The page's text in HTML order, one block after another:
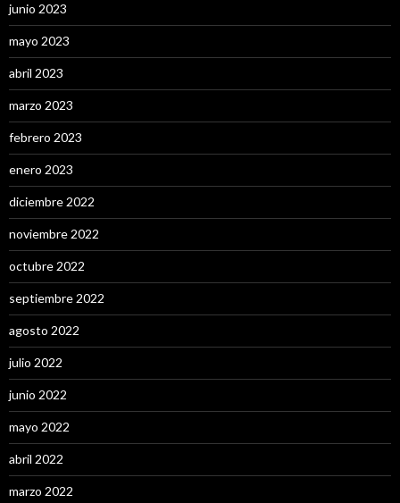
junio 2023
mayo 2023
abril 2023
marzo 2023
febrero 2023
enero 2023
diciembre 2022
noviembre 2022
octubre 2022
septiembre 2022
agosto 2022
julio 2022
junio 2022
mayo 2022
abril 2022
marzo 2022